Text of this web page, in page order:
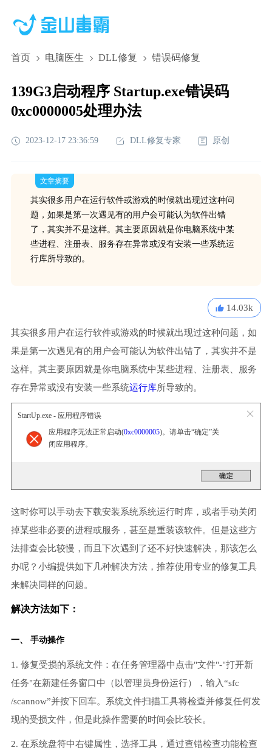
首页 电脑医生 DLL修复 错误码修复
139G3启动程序 Startup.exe错误码
0xc0000005处理办法
2023-12-17 23:36:59 DLL修复专家 原创
文章摘要
其实很多用户在运行软件或游戏的时候就出现过这种问
题，如果是第一次遇见有的用户会可能认为软件出错
了，其实并不是这样。其主要原因就是你电脑系统中某
些进程、注册表、服务存在异常或没有安装一些系统运
行库所导致的。
14.03k
其实很多用户在运行软件或游戏的时候就出现过这种问题，如
果是第一次遇见有的用户会可能认为软件出错了，其实并不是
这样。其主要原因就是你电脑系统中某些进程、注册表、服务
存在异常或没有安装一些系统运行库所导致的。
StartUp.exe - 应用程序错误
应用程序无法正常启动(0xc0000005)。请单击“确定”关
闭应用程序。
这时你可以手动去下载安装系统系统运行时库，或者手动关闭
掉某些非必要的进程或服务，甚至是重装该软件。但是这些方
法排查会比较慢，而且下次遇到了还不好快速解决，那该怎么
办呢？小编提供如下几种解决方法，推荐使用专业的修复工具
来解决同样的问题。
解决方法如下：
一、 手动操作
1. 修复受损的系统文件：在任务管理器中点击"文件"-"打开新
任务"在新建任务窗口中（以管理员身份运行），输入“sfc
/scannow”并按下回车。系统文件扫描工具将检查并修复任何发
现的受损文件，但是此操作需要的时间会比较长。
2. 在系统盘符中右键属性，选择工具，通过查错检查功能检查